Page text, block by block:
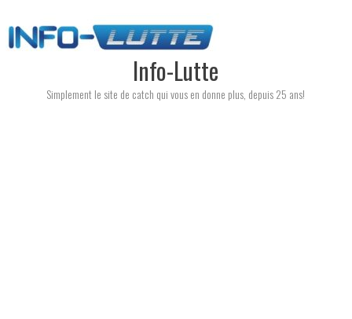
to
content
Info-Lutte
Simplement le site de catch qui vous en donne plus, depuis 25 ans!